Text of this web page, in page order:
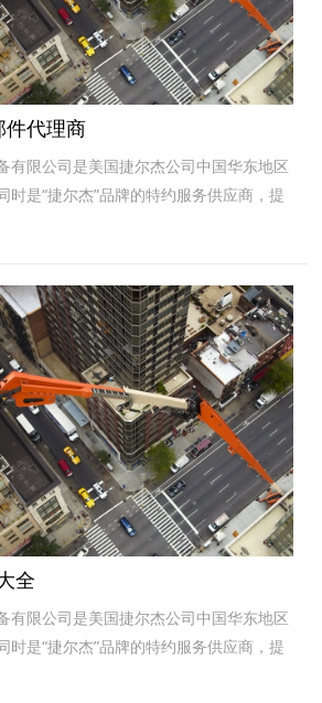
代理商
有限公司是美国捷尔杰公司中国华东地区
时是“捷尔杰”品牌的特约服务供应商，提
销售及整机维保服务。*配件品牌：捷尔
全
有限公司是美国捷尔杰公司中国华东地区
时是“捷尔杰”品牌的特约服务供应商，提
销售及整机维保服务。*配件品牌：捷尔